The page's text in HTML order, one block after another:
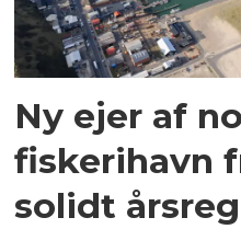
Ny ejer af
fiskerihavn
solidt